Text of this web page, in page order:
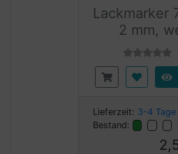
Lackmarker
2 mm,
Lieferzeit: 3-4 Tage
Bestand: